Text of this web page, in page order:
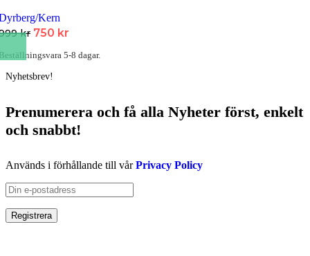
Kern
kr Det
priset
var:
750 kr
priset
5-8 dagar.
Nyhetsbrev!
Prenumerera och få alla Nyheter först, enkelt
och snabbt!
Används i förhållande till vårPrivacy Policy